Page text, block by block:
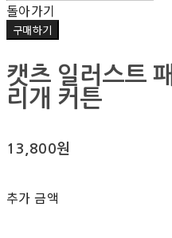
돌아가기
구매하기
캣츠 일러스트
리개 커튼
13,800원
추가 금액